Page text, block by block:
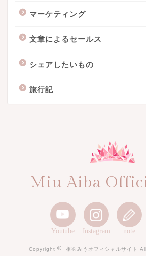
マーケティング
文章によるセールス
シェアしたいもの
旅行記
Miu Aiba
Youtube Instagram note
Copyright 相羽みうオフィシャルサイト